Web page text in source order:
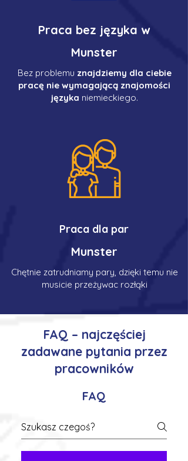
Praca bez języka w
Munster
Bez problemu znajdziemy dla ciebie
pracę nie wymagającą znajomości
języka niemieckiego.
Praca dla par
Munster
Chętnie zatrudniamy pary, dzięki temu nie
musicie przeżywac rozłąki
FAQ – najczęściej
zadawane pytania przez
pracowników
FAQ